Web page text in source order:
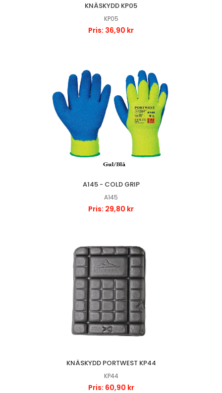
KNÄSKYDD KP05
KP05
Pris: 36,90 kr
A145 - COLD GRIP
A145
Pris: 29,80 kr
KNÄSKYDD PORTWEST KP44
KP44
Pris: 60,90 kr